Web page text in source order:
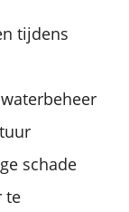
tijdens
schade
te